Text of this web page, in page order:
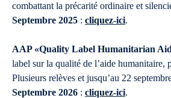
combattant la précarité ordinaire et
Septembre 2025 : cliquez-ici.
AAP «Quality Label Humanitarian
label sur la qualité de l’aide humanitaire,
Plusieurs relèves et jusqu’au 22
Septembre 2026 : cliquez-ici.